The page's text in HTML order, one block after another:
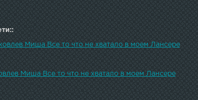
Миша Все то что не хватало в моем Лансере
Миша Все то что не хватало в моем Лансере